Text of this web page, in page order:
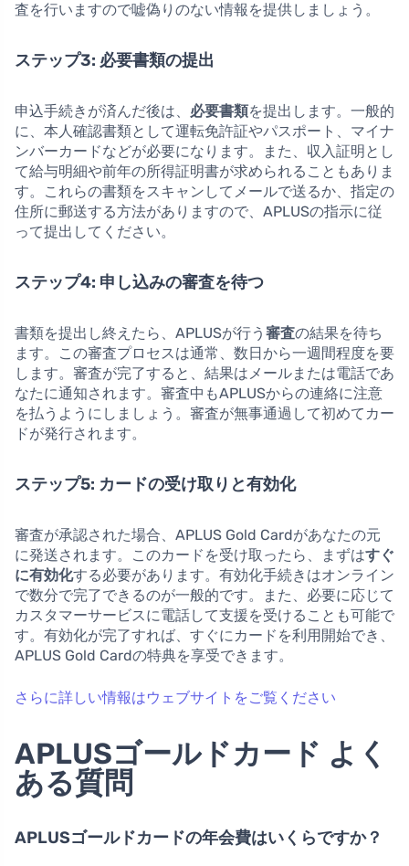
査を行いますので嘘偽りのない情報を提供しましょう。
ステップ3: 必要書類の提出
申込手続きが済んだ後は、 必要書類を提出します。一般的
に、本人確認書類として運転免許証やパスポート、マイナ
ンバーカードなどが必要になります。また、収入証明とし
て給与明細や前年の所得証明書が求められることもありま
す。これらの書類をスキャンしてメールで送るか、指定の
住所に郵送する方法がありますので、APLUSの指示に従
って提出してください。
ステップ4: 申し込みの審査を待つ
書類を提出し終えたら、APLUSが行う 審査の結果を待ち
ます。この審査プロセスは通常、数日から一週間程度を要
します。審査が完了すると、結果はメールまたは電話であ
なたに通知されます。審査中もAPLUSからの連絡に注意
を払うようにしましょう。審査が無事通過して初めてカー
ドが発行されます。
ステップ5: カードの受け取りと有効化
審査が承認された場合、APLUS Gold Cardがあなたの元
に発送されます。このカードを受け取ったら、まずはすぐ
に有効化する必要があります。有効化手続きはオンライン
で数分で完了できるのが一般的です。また、必要に応じて
カスタマーサービスに電話して支援を受けることも可能で
す。有効化が完了すれば、すぐにカードを利用開始でき、
APLUS Gold Cardの特典を享受できます。
さらに詳しい情報はウェブサイトをご覧ください
APLUSゴールドカード よく
ある質問
APLUSゴールドカードの年会費はいくらですか？